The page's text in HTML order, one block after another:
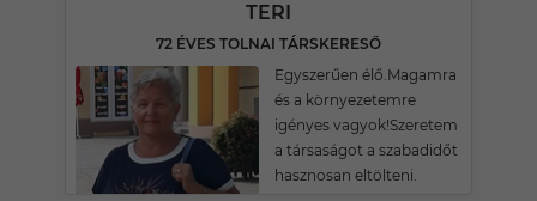
TERI
72 ÉVES TOLNAI TÁRSKERESŐ
Egyszerűen élő.Magamra
és a környezetemre
igényes vagyok!Szeretem
a társaságot a szabadidőt
hasznosan eltölteni.